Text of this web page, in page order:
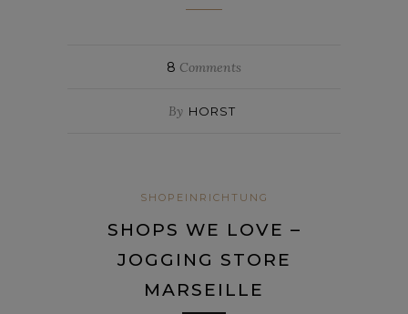
8 Comments
By HORST
SHOPEINRICHTUNG
SHOPS WE LOVE –
JOGGING STORE
MARSEILLE